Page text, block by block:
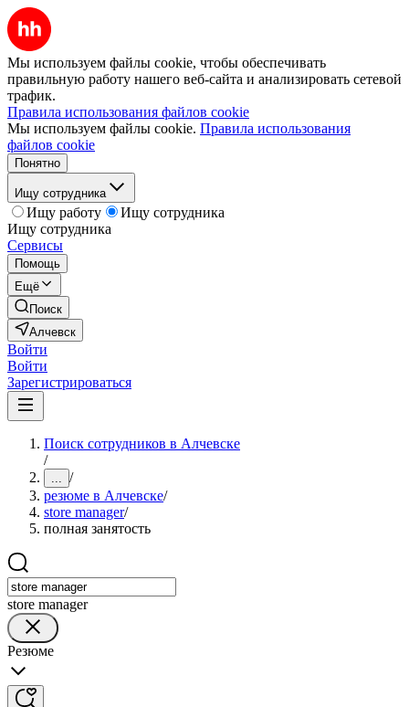
Мы используем файлы cookie, чтобы обеспечивать
правильную работу нашего веб-сайта и анализировать сетевой
трафик.
Правила использования файлов cookie
Мы используем файлы cookie. Правила использования
файлов cookie
Понятно
Ищу сотрудника
Ищу работу
Ищу сотрудника
Ищу сотрудника
Сервисы
Помощь
Ещё
Поиск
Алчевск
Войти
Войти
Зарегистрироваться
Поиск сотрудников в Алчевске
/
... /
резюме в Алчевске/
store manager/
полная занятость
store manager
Резюме